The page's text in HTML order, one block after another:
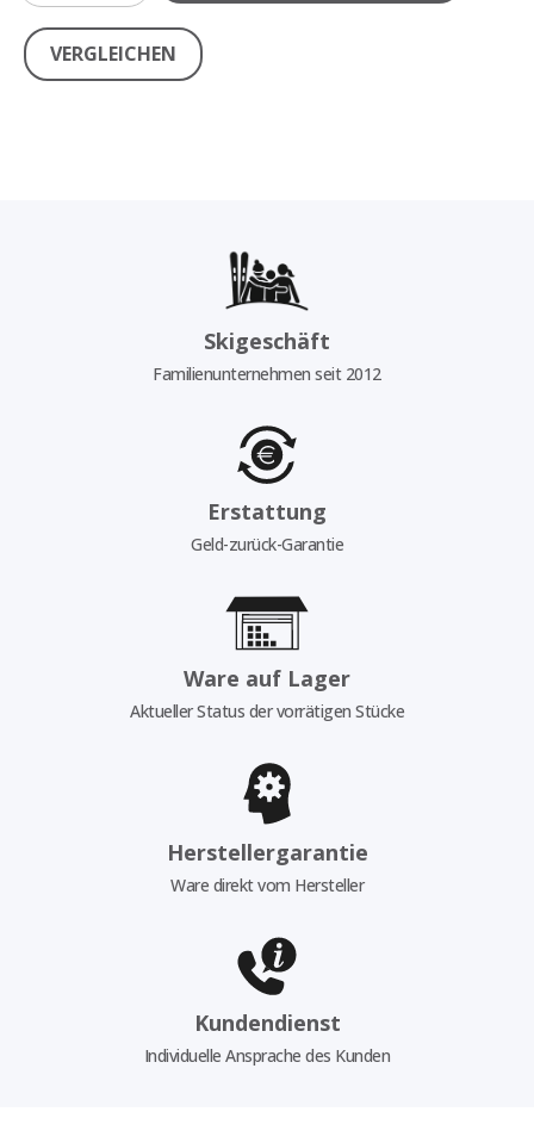
VERGLEICHEN
Skigeschäft
Familienunternehmen seit 2012
Erstattung
Geld-zurück-Garantie
Ware auf Lager
Aktueller Status der vorrätigen Stücke
Herstellergarantie
Ware direkt vom Hersteller
Kundendienst
Individuelle Ansprache des Kunden